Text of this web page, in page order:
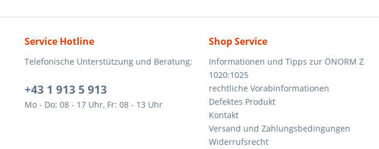
Service Hotline
Telefonische Unterstützung und Beratung:
+43 1 913 5 913
Mo - Do: 08 - 17 Uhr, Fr: 08 - 13 Uhr
Shop Service
Informationen und Tipps zur ÖNORM Z
1020:1025
rechtliche Vorabinformationen
Defektes Produkt
Kontakt
Versand und Zahlungsbedingungen
Widerrufsrecht